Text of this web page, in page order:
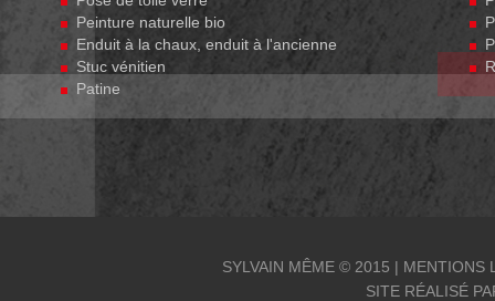
Peinture naturelle bio
Enduit à la chaux, enduit à l'ancienne
Stuc vénitien
Patine
SYLVAIN MÊME © 2015 | MENTIONS
SITE RÉALISÉ